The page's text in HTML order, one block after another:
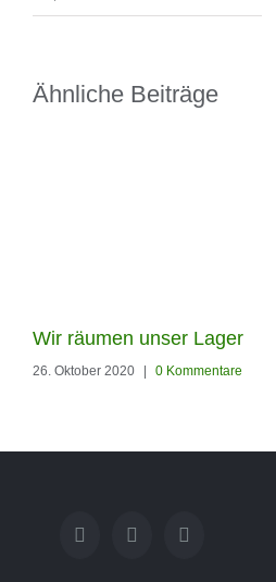
Ähnliche Beiträge
Wir räumen unser Lager
26. Oktober 2020 0 Kommentare